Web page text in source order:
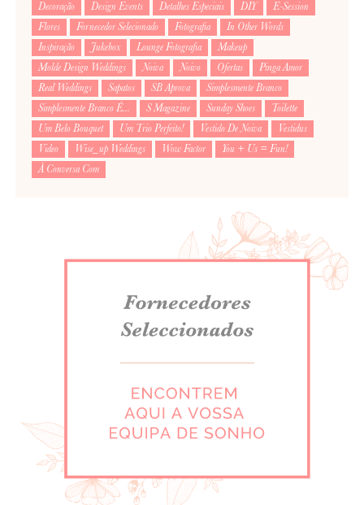
Decoração Design Events Detalhes Especiais DIY
E-Session
Flores
Fornecedor Selecionado Fotografia
In Other Words
Inspiração
Jukebox Lounge Fotografia
Makeup
Molde Design Weddings
Noiva Noivo Ofertas
Pinga Amor
Real Weddings
Sapatos SB Aprova
Simplesmente Branco
Simplesmente Branco É...
S Magazine Sunday Shoes
Toilette
Um Belo Bouquet
Um Trio Perfeito! Vestido De Noiva
Vestidus
Video
Wise_up Weddings Wow Factor
You + Us = Fun!
À Conversa Com